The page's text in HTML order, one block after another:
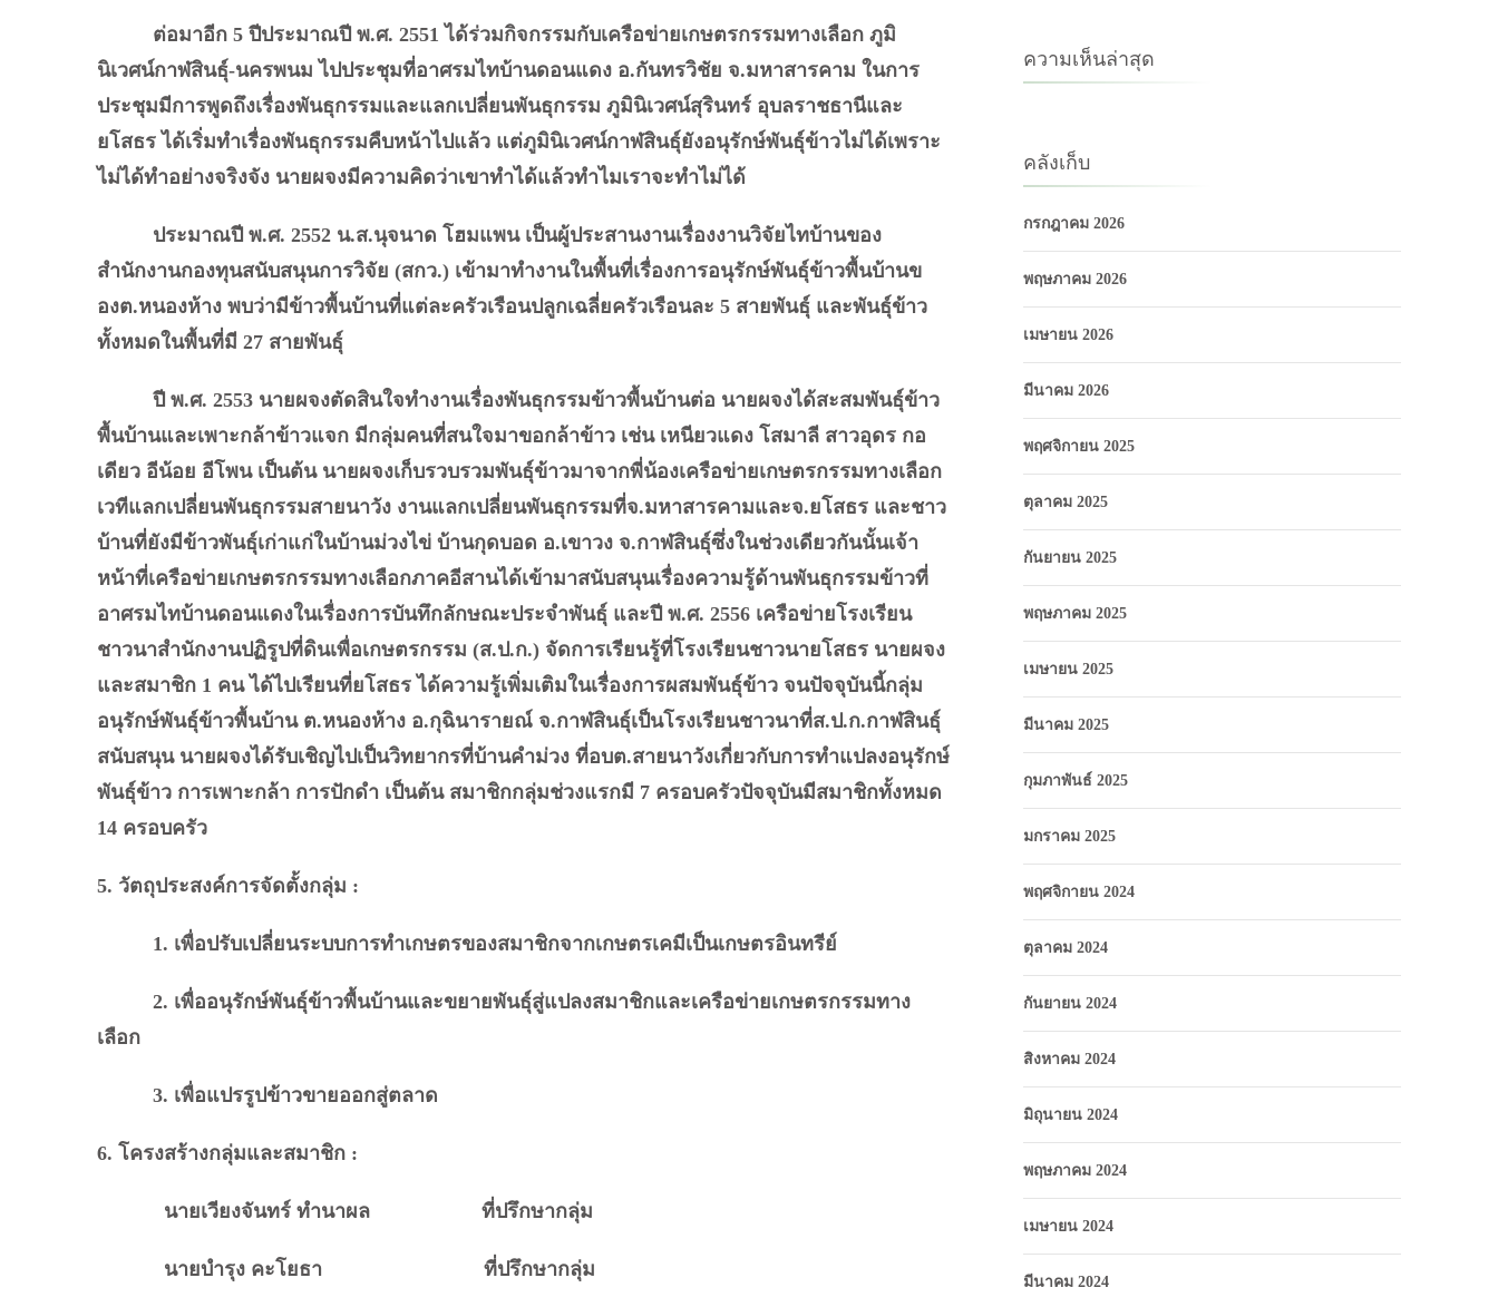
ต่อมาอีก 5 ปีประมาณปี พ.ศ. 2551 ได้ร่วมกิจกรรมกับเครือข่ายเกษตรกรรมทางเลือก ภูมิ
นิเวศน์กาฬสินธุ์-นครพนม ไปประชุมที่อาศรมไทบ้านดอนแดง อ.กันทรวิชัย จ.มหาสารคาม ในการ
ประชุมมีการพูดถึงเรื่องพันธุกรรมและแลกเปลี่ยนพันธุกรรม ภูมินิเวศน์สุรินทร์ อุบลราชธานีและ
ยโสธร ได้เริ่มทำเรื่องพันธุกรรมคืบหน้าไปแล้ว แต่ภูมินิเวศน์กาฬสินธุ์ยังอนุรักษ์พันธุ์ข้าวไม่ได้เพราะ
ไม่ได้ทำอย่างจริงจัง นายผจงมีความคิดว่าเขาทำได้แล้วทำไมเราจะทำไม่ได้
ประมาณปี พ.ศ. 2552 น.ส.นุจนาด โฮมแพน เป็นผู้ประสานงานเรื่องงานวิจัยไทบ้านของ
สำนักงานกองทุนสนับสนุนการวิจัย (สกว.) เข้ามาทำงานในพื้นที่เรื่องการอนุรักษ์พันธุ์ข้าวพื้นบ้านข
องต.หนองห้าง พบว่ามีข้าวพื้นบ้านที่แต่ละครัวเรือนปลูกเฉลี่ยครัวเรือนละ 5 สายพันธุ์ และพันธุ์ข้าว
ทั้งหมดในพื้นที่มี 27 สายพันธุ์
ปี พ.ศ. 2553 นายผจงตัดสินใจทำงานเรื่องพันธุกรรมข้าวพื้นบ้านต่อ นายผจงได้สะสมพันธุ์ข้าว
พื้นบ้านและเพาะกล้าข้าวแจก มีกลุ่มคนที่สนใจมาขอกล้าข้าว เช่น เหนียวแดง โสมาลี สาวอุดร กอ
เดียว อีน้อย อีโพน เป็นต้น นายผจงเก็บรวบรวมพันธุ์ข้าวมาจากพี่น้องเครือข่ายเกษตรกรรมทางเลือก
เวทีแลกเปลี่ยนพันธุกรรมสายนาวัง งานแลกเปลี่ยนพันธุกรรมที่จ.มหาสารคามและจ.ยโสธร และชาว
บ้านที่ยังมีข้าวพันธุ์เก่าแก่ในบ้านม่วงไข่ บ้านกุดบอด อ.เขาวง จ.กาฬสินธุ์ซึ่งในช่วงเดียวกันนั้นเจ้า
หน้าที่เครือข่ายเกษตรกรรมทางเลือกภาคอีสานได้เข้ามาสนับสนุนเรื่องความรู้ด้านพันธุกรรมข้าวที่
อาศรมไทบ้านดอนแดงในเรื่องการบันทึกลักษณะประจำพันธุ์ และปี พ.ศ. 2556 เครือข่ายโรงเรียน
ชาวนาสำนักงานปฏิรูปที่ดินเพื่อเกษตรกรรม (ส.ป.ก.) จัดการเรียนรู้ที่โรงเรียนชาวนายโสธร นายผจง
และสมาชิก 1 คน ได้ไปเรียนที่ยโสธร ได้ความรู้เพิ่มเติมในเรื่องการผสมพันธุ์ข้าว จนปัจจุบันนี้กลุ่ม
อนุรักษ์พันธุ์ข้าวพื้นบ้าน ต.หนองห้าง อ.กุฉินารายณ์ จ.กาฬสินธุ์เป็นโรงเรียนชาวนาที่ส.ป.ก.กาฬสินธุ์
สนับสนุน นายผจงได้รับเชิญไปเป็นวิทยากรที่บ้านคำม่วง ที่อบต.สายนาวังเกี่ยวกับการทำแปลงอนุรักษ์
พันธุ์ข้าว การเพาะกล้า การปักดำ เป็นต้น สมาชิกกลุ่มช่วงแรกมี 7 ครอบครัวปัจจุบันมีสมาชิกทั้งหมด
14 ครอบครัว
5. วัตถุประสงค์การจัดตั้งกลุ่ม :
1. เพื่อปรับเปลี่ยนระบบการทำเกษตรของสมาชิกจากเกษตรเคมีเป็นเกษตรอินทรีย์
2. เพื่ออนุรักษ์พันธุ์ข้าวพื้นบ้านและขยายพันธุ์สู่แปลงสมาชิกและเครือข่ายเกษตรกรรมทาง
เลือก
3. เพื่อแปรรูปข้าวขายออกสู่ตลาด
6. โครงสร้างกลุ่มและสมาชิก :
นายเวียงจันทร์ ทำนาผล ที่ปรึกษากลุ่ม
นายบำรุง คะโยธา ที่ปรึกษากลุ่ม
ความเห็นล่าสุด
คลังเก็บ
กรกฎาคม 2026
พฤษภาคม 2026
เมษายน 2026
มีนาคม 2026
พฤศจิกายน 2025
ตุลาคม 2025
กันยายน 2025
พฤษภาคม 2025
เมษายน 2025
มีนาคม 2025
กุมภาพันธ์ 2025
มกราคม 2025
พฤศจิกายน 2024
ตุลาคม 2024
กันยายน 2024
สิงหาคม 2024
มิถุนายน 2024
พฤษภาคม 2024
เมษายน 2024
มีนาคม 2024